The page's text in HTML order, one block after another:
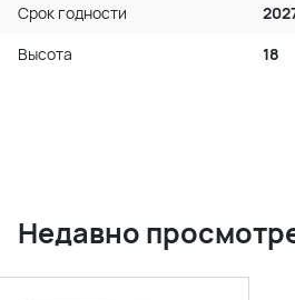
Срок годности
Высота
18
Недавно